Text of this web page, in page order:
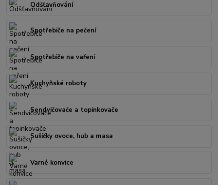
Odšťavňování
Spotřebiče na pečení
Spotřebiče na vaření
Kuchyňské roboty
Sendvičovače a topinkovače
Sušičky ovoce, hub a masa
Varné konvice